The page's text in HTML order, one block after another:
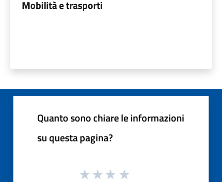
Mobilità e trasporti
Quanto sono chiare le informazioni
su questa pagina?